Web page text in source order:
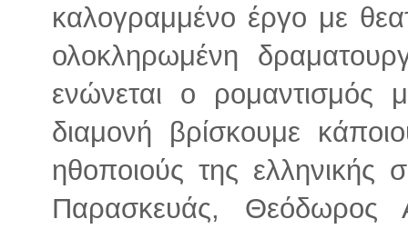
καλογραμμένο έργο με
ολοκληρωμένη
ενώνεται ο ρομαντισμός
διαμονή βρίσκουμε
ηθοποιούς της ελληνικής
Παρασκευάς, Θεόδωρος